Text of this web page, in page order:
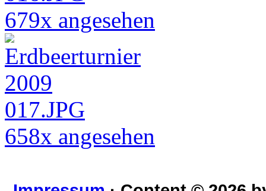
679x angesehen
658x angesehen